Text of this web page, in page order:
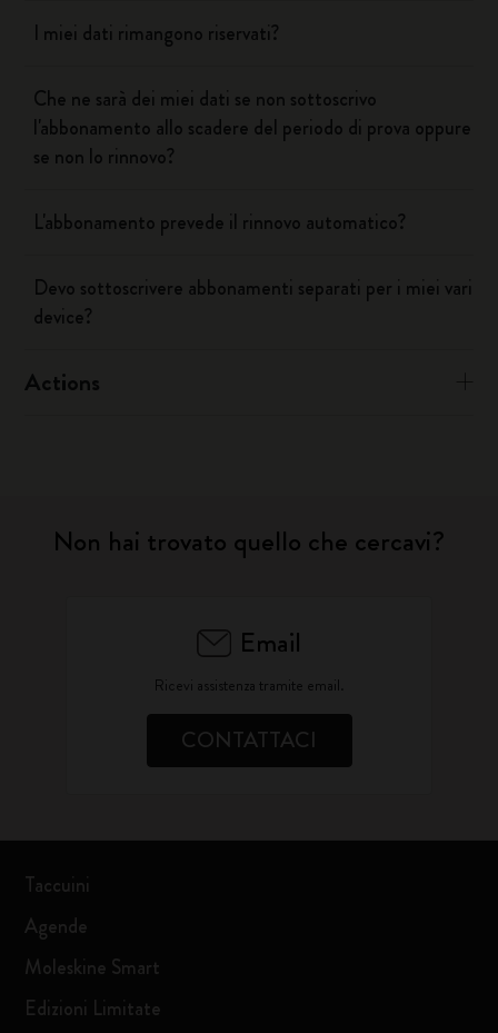
I miei dati rimangono riservati?
Che ne sarà dei miei dati se non sottoscrivo
l'abbonamento allo scadere del periodo di prova oppure
se non lo rinnovo?
L'abbonamento prevede il rinnovo automatico?
Devo sottoscrivere abbonamenti separati per i miei vari
device?
Actions
Non hai trovato quello che cercavi?
Email
Ricevi assistenza tramite email.
CONTATTACI
Taccuini
Agende
Moleskine Smart
Edizioni Limitate